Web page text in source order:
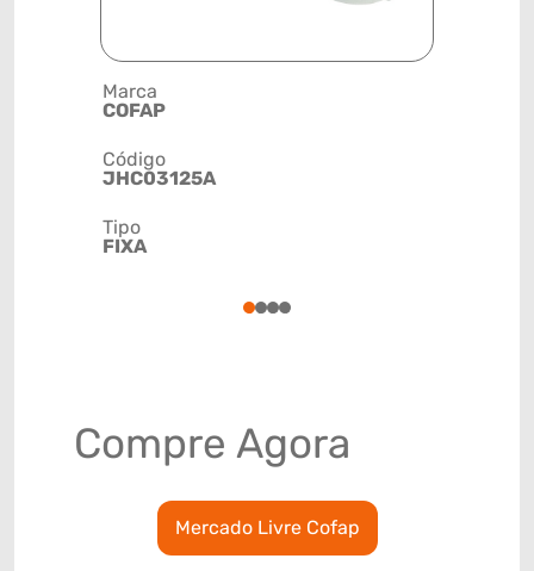
Marca
COFAP
Código
JHC03125A
Tipo
FIXA
1234
Compre Agora
Mercado Livre Cofap